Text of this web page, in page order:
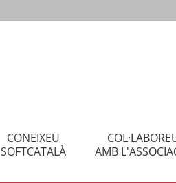
CONEIXEU
SOFTCATALÀ
AMB